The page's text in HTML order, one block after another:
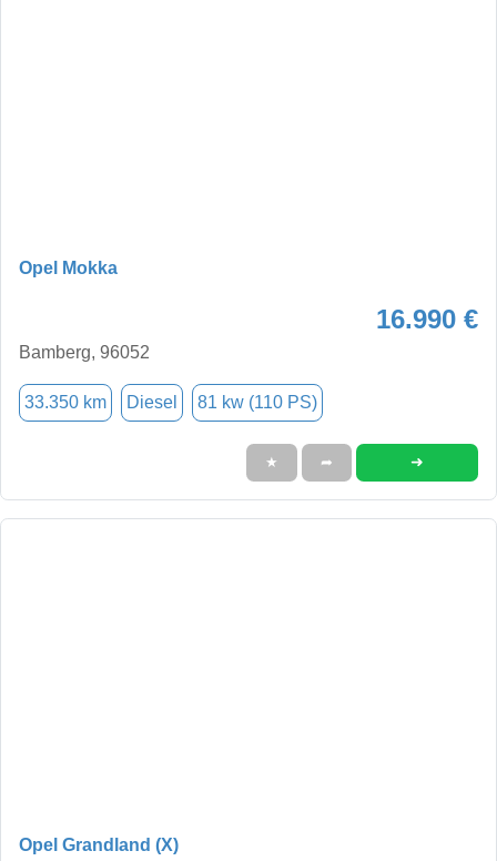
Opel Mokka
16.990 €
Bamberg, 96052
33.350 km Diesel 81 kw (110 PS)
★ ➦ ➜
Opel Grandland (X)